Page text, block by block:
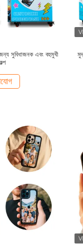
জন্য সুবিধাজনক এবং বহুমুখী